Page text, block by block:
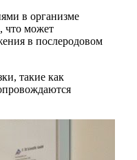
в организме
что может
в послеродовом
такие как